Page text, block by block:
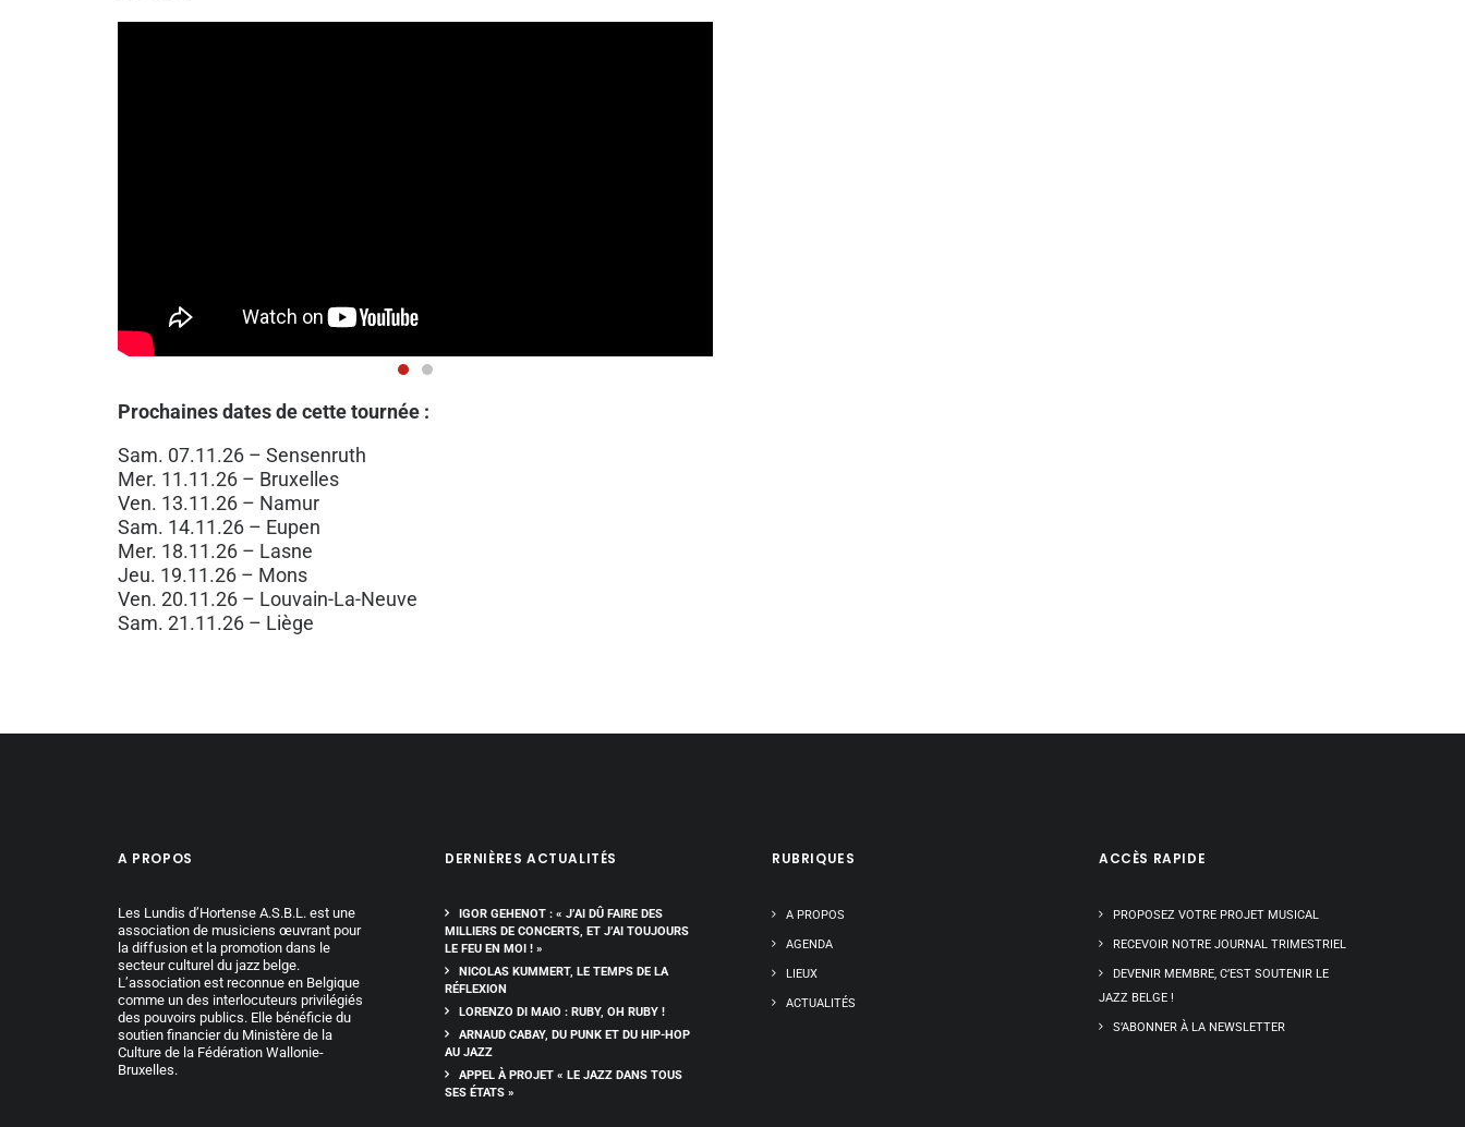
Prochaines dates de cette tournée :
Sam. 07.11.26 – Sensenruth
Mer. 11.11.26 – Bruxelles
Ven. 13.11.26 – Namur
Sam. 14.11.26 – Eupen
Mer. 18.11.26 – Lasne
Jeu. 19.11.26 – Mons
Ven. 20.11.26 – Louvain-La-Neuve
Sam. 21.11.26 – Liège
A PROPOS
Les Lundis d’Hortense A.S.B.L. est une
association de musiciens œuvrant pour
la diffusion et la promotion dans le
secteur culturel du jazz belge.
L’association est reconnue en Belgique
comme un des interlocuteurs privilégiés
des pouvoirs publics. Elle bénéficie du
soutien financier du Ministère de la
Culture de la Fédération Wallonie-
Bruxelles.
DERNIÈRES ACTUALITÉS
IGOR GEHENOT : « J’AI DÛ FAIRE DES
MILLIERS DE CONCERTS, ET J’AI TOUJOURS
LE FEU EN MOI ! »
NICOLAS KUMMERT, LE TEMPS DE LA
RÉFLEXION
LORENZO DI MAIO : RUBY, OH RUBY !
ARNAUD CABAY, DU PUNK ET DU HIP-HOP
AU JAZZ
APPEL À PROJET « LE JAZZ DANS TOUS
SES ÉTATS »
RUBRIQUES
A PROPOS
AGENDA
LIEUX
ACTUALITÉS
ACCÈS RAPIDE
PROPOSEZ VOTRE PROJET MUSICAL
RECEVOIR NOTRE JOURNAL TRIMESTRIEL
DEVENIR MEMBRE, C’EST SOUTENIR LE
JAZZ BELGE !
S’ABONNER À LA NEWSLETTER